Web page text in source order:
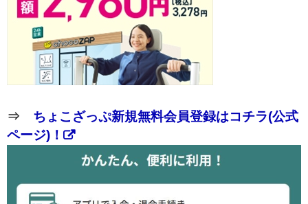
⇒ ちょこざっぷ新規無料会員登録はコチラ(公式
ページ)！